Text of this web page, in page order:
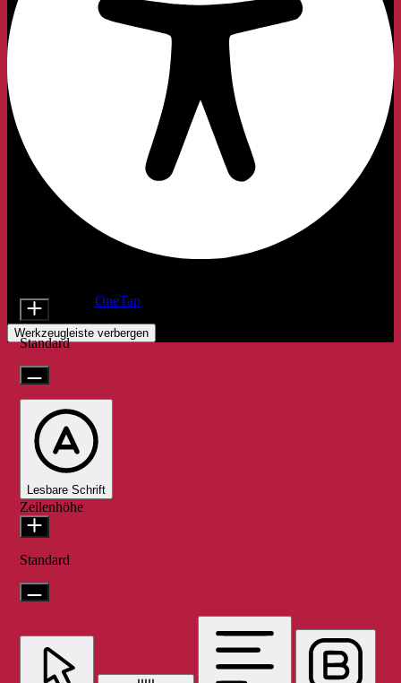
Präsentiert von OneTap
Werkzeugleiste verbergen
Standard
Lesbare Schrift
Zeilenhöhe
Standard